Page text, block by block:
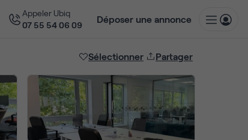
Appeler Ubiq
07 55 54 06 09
Déposer une annonce
Sélectionner Partager